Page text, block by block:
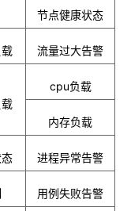
节点健康状态
流量过大告警
cpu负载
内存负载
进程异常告警
用例失败告警